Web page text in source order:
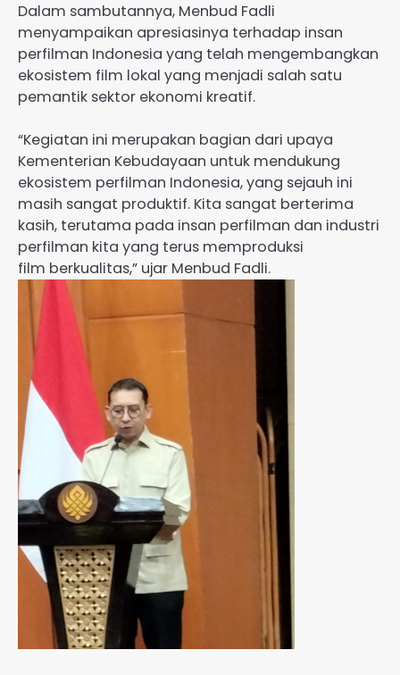
Dalam sambutannya, Menbud Fadli
menyampaikan apresiasinya terhadap insan
perfilman Indonesia yang telah mengembangkan
ekosistem film lokal yang menjadi salah satu
pemantik sektor ekonomi kreatif.
“Kegiatan ini merupakan bagian dari upaya
Kementerian Kebudayaan untuk mendukung
ekosistem perfilman Indonesia, yang sejauh ini
masih sangat produktif. Kita sangat berterima
kasih, terutama pada insan perfilman dan industri
perfilman kita yang terus memproduksi
film berkualitas,” ujar Menbud Fadli.